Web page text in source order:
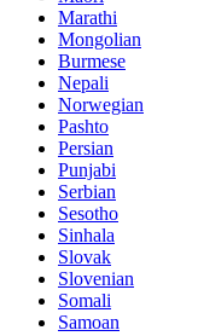
Marathi
Mongolian
Burmese
Nepali
Norwegian
Pashto
Persian
Punjabi
Serbian
Sesotho
Sinhala
Slovak
Slovenian
Somali
Samoan